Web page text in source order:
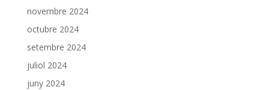
novembre 2024
octubre 2024
setembre 2024
juliol 2024
juny 2024